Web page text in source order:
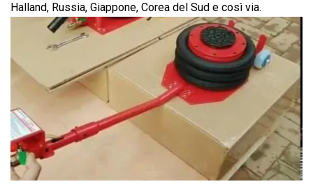
Halland, Russia, Giappone, Corea del Sud e così via.